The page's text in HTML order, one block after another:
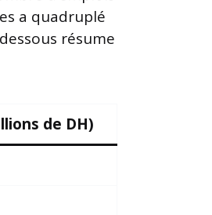
a quadruplé
résume
de DH)